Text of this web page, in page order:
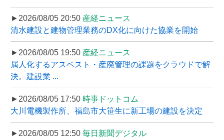
►2026/08/05 20:50 産経ニュース
清水建設と建物管理業務のDX化に向けた協業を開始
►2026/08/05 19:50 産経ニュース
属人化するアスベスト・産廃管理の課題をクラウドで解
決。建設業 ...
►2026/08/05 17:50 時事ドットコム
大川電機製作所、福島市大笹生に新工場の建設を決定
►2026/08/05 12:50 毎日新聞デジタル